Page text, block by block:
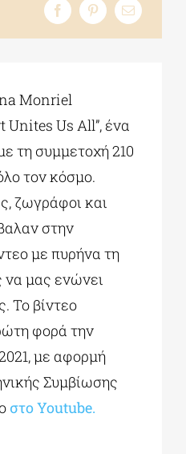
Monriel
Unites Us All”, ένα
τη συμμετοχή 210
τον κόσμο.
ζωγράφοι και
στην
με πυρήνα τη
να μας ενώνει
Το βίντεο
φορά την
με αφορμή
Συμβίωσης
στο Youtube.